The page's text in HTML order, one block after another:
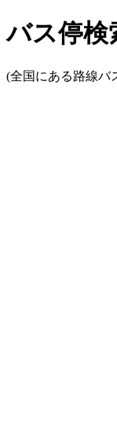
バス停検
(全国にある路線バ